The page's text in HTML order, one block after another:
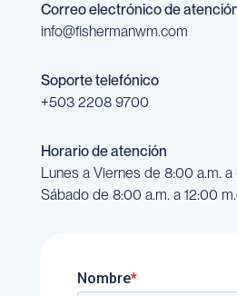
Correo electrónico de
info@fishermanwm.com
Soporte telefónico
+503 2208 9700
Horario de atención
Lunes a Viernes de 8:00 a.m. a
Sábado de 8:00 a.m. a 12:00